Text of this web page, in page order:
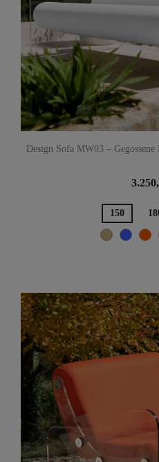
Design Sofa MW03 –
150
BeigeBlau